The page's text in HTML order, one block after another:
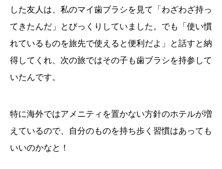
した友人は、私のマイ歯ブラシを見て「わざわざ持っ
てきたんだ」とびっくりしていました。でも「使い慣
れているものを旅先で使えると便利だよ」と話すと納
得してくれ、次の旅ではその子も歯ブラシを持参して
いたんです。
特に海外ではアメニティを置かない方針のホテルが増
えているので、自分のものを持ち歩く習慣はあっても
いいのかなと！